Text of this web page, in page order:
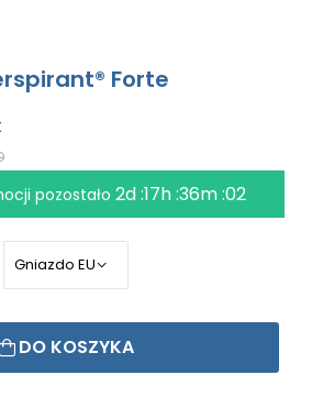
Forte
pozostało2d :17h :36m :01
DO KOSZYKA